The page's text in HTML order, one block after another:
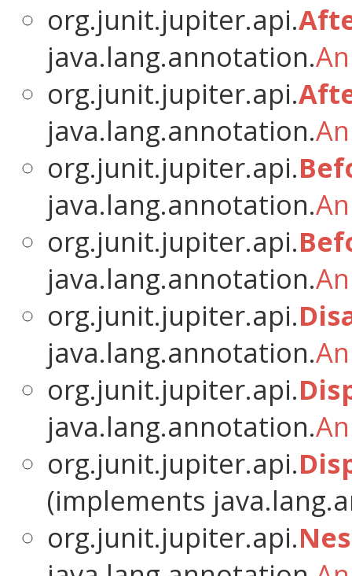
org.junit.jupiter.api.
java.lang.annotation.
org.junit.jupiter.api.
java.lang.annotation.
org.junit.jupiter.api.
java.lang.annotation.
org.junit.jupiter.api.
java.lang.annotation.
org.junit.jupiter.api.
java.lang.annotation.
org.junit.jupiter.api.
java.lang.annotation.
org.junit.jupiter.api.
(implements
org.junit.jupiter.api.